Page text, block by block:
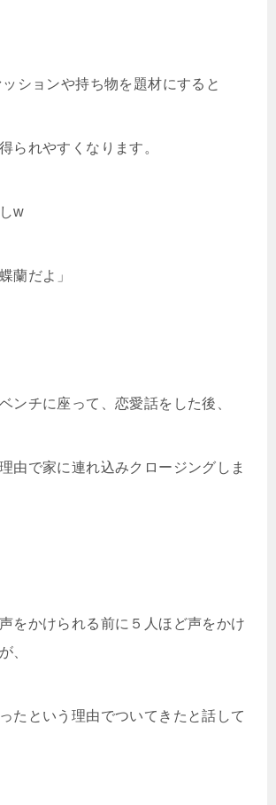
ションや持ち物を題材にすると
られやすくなります。
w
蘭だよ」
ンチに座って、恋愛話をした後、
由で家に連れ込みクロージングしま
をかけられる前に５人ほど声をかけ
、
たという理由でついてきたと話して